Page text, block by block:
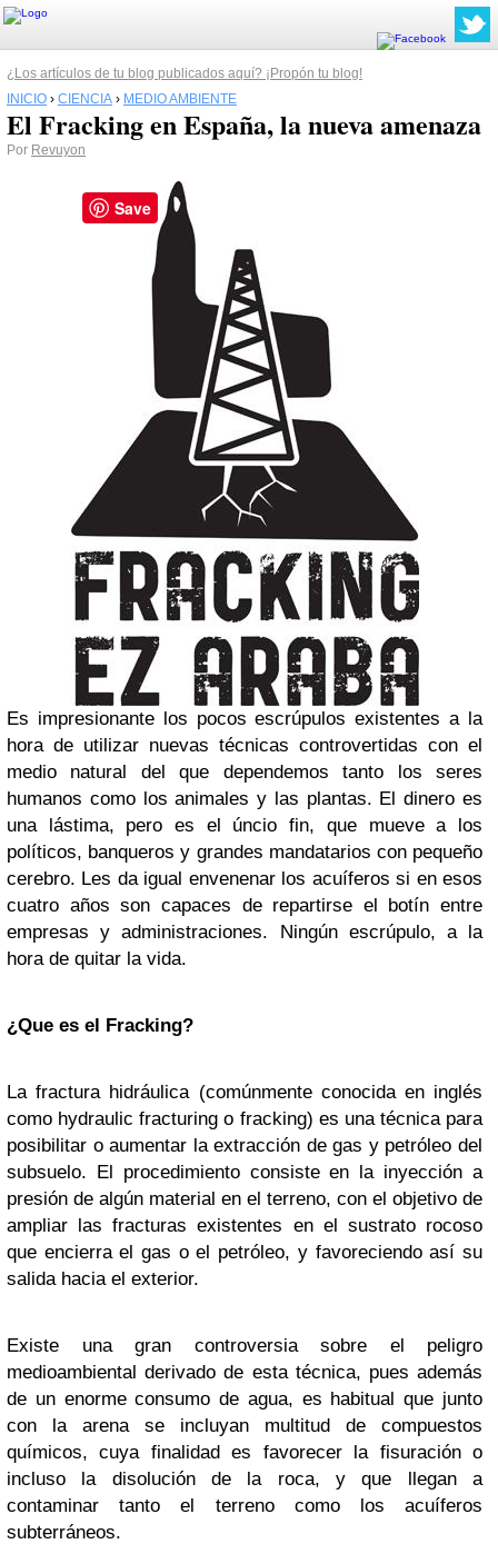
¿Los artículos de tu blog publicados aquí? ¡Propón tu blog!
INICIO › CIENCIA › MEDIO AMBIENTE
El Fracking en España, la nueva amenaza
Por Revuyon
Es impresionante los pocos escrúpulos existentes a la
hora de utilizar nuevas técnicas controvertidas con el
medio natural del que dependemos tanto los seres
humanos como los animales y las plantas. El dinero es
una lástima, pero es el úncio fin, que mueve a los
políticos, banqueros y grandes mandatarios con pequeño
cerebro. Les da igual envenenar los acuíferos si en esos
cuatro años son capaces de repartirse el botín entre
empresas y administraciones. Ningún escrúpulo, a la
hora de quitar la vida.
¿Que es el Fracking?
La fractura hidráulica (comúnmente conocida en inglés
como hydraulic fracturing o fracking) es una técnica para
posibilitar o aumentar la extracción de gas y petróleo del
subsuelo. El procedimiento consiste en la inyección a
presión de algún material en el terreno, con el objetivo de
ampliar las fracturas existentes en el sustrato rocoso
que encierra el gas o el petróleo, y favoreciendo así su
salida hacia el exterior.
Existe una gran controversia sobre el peligro
medioambiental derivado de esta técnica, pues además
de un enorme consumo de agua, es habitual que junto
con la arena se incluyan multitud de compuestos
químicos, cuya finalidad es favorecer la fisuración o
incluso la disolución de la roca, y que llegan a
contaminar tanto el terreno como los acuíferos
subterráneos.
Save